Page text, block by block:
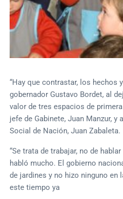
“Hay que contrastar, los hechos
gobernador Gustavo Bordet, al
valor de tres espacios de
jefe de Gabinete, Juan Manzur,
Social de Nación, Juan Zabaleta.
“Se trata de trabajar, no de
habló mucho. El gobierno
de jardines y no hizo ninguno en
este tiempo ya